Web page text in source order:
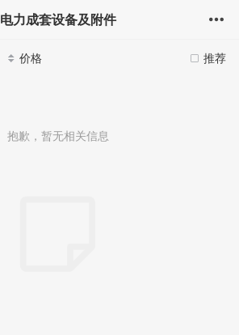
电力成套设备及附件
推荐
价格
抱歉，暂无相关信息